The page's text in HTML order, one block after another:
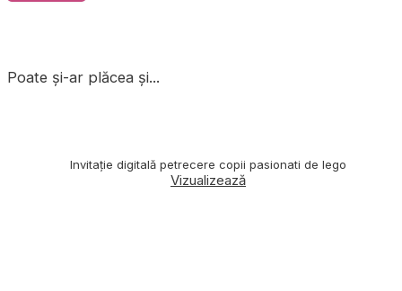
Poate și-ar plăcea și...
Invitație digitală petrecere copii pasionati de lego
Vizualizează